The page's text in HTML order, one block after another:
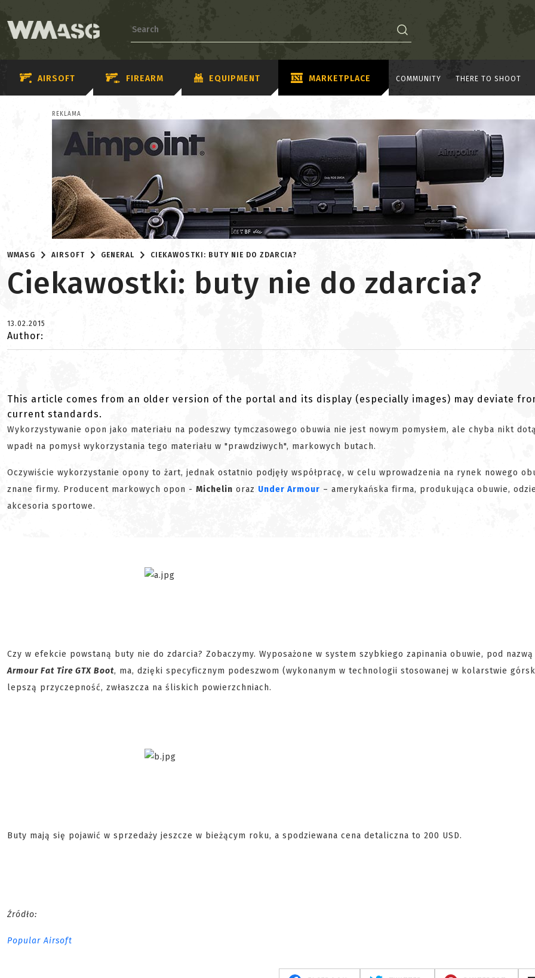
AIRSOFT FIREARM EQUIPMENT MARKETPLACE COMMUNITY THERE TO SHOOT
REKLAMA
WMASG AIRSOFT GENERAL CIEKAWOSTKI: BUTY NIE DO ZDARCIA?
Ciekawostki: buty nie do zdarcia?
13.02.2015
Author:
This article comes from an older version of the portal and its display (especially images) may deviate
current standards.
Wykorzystywanie opon jako materiału na podeszwy tymczasowego obuwia nie jest nowym pomysłem, ale chyba nikt
wpadł na pomysł wykorzystania tego materiału w "prawdziwych", markowych butach.
Oczywiście wykorzystanie opony to żart, jednak ostatnio podjęły współpracę, w celu wprowadzenia na rynek nowego
znane firmy. Producent markowych opon - Michelin oraz Under Armour – amerykańska firma, produkująca obuwie,
akcesoria sportowe.
Czy w efekcie powstaną buty nie do zdarcia? Zobaczymy. Wyposażone w system szybkiego zapinania obuwie, pod
Armour Fat Tire GTX Boot, ma, dzięki specyficznym podeszwom (wykonanym w technologii stosowanej w kolarstwie
lepszą przyczepność, zwłaszcza na śliskich powierzchniach.
Buty mają się pojawić w sprzedaży jeszcze w bieżącym roku, a spodziewana cena detaliczna to 200 USD.
Źródło:
Popular Airsoft